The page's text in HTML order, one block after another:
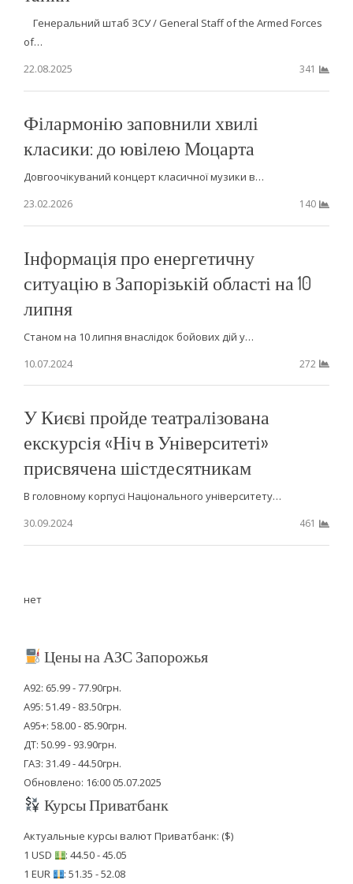
Генеральний штаб ЗСУ / General Staff of the Armed Forces
of…
22.08.2025
341
Філармонію заповнили хвилі
класики: до ювілею Моцарта
Довгоочікуваний концерт класичної музики в…
23.02.2026
140
Інформація про енергетичну
ситуацію в Запорізькій області на 10
липня
Станом на 10 липня внаслідок бойових дій у…
10.07.2024
272
У Києві пройде театралізована
екскурсія «Ніч в Університеті»
присвячена шістдесятникам
В головному корпусі Національного університету…
30.09.2024
461
нет
Цены на АЗС Запорожья
А92: 65.99 - 77.90грн.
А95: 51.49 - 83.50грн.
А95+: 58.00 - 85.90грн.
ДТ: 50.99 - 93.90грн.
ГАЗ: 31.49 - 44.50грн.
Обновлено: 16:00 05.07.2025
Курсы Приватбанк
Актуальные курсы валют Приватбанк: ($)
1 USD
: 44.50 - 45.05
1 EUR
: 51.35 - 52.08